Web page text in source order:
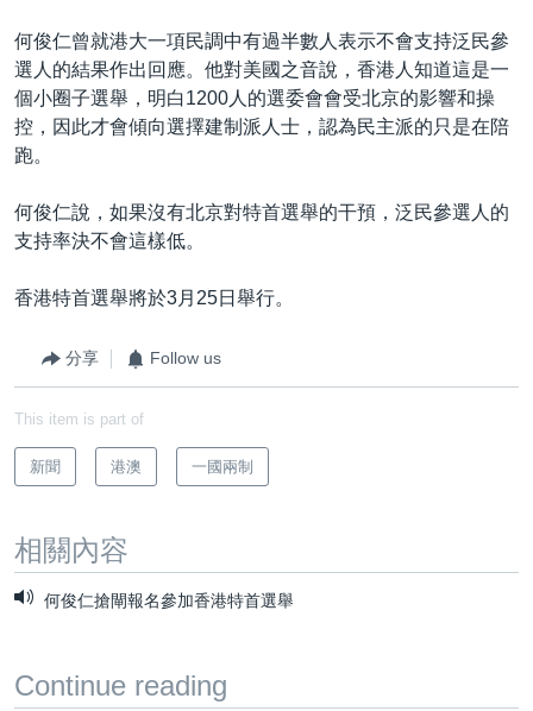
何俊仁曾就港大一項民調中有過半數人表示不會支持泛民參
選人的結果作出回應。他對美國之音說，香港人知道這是一
個小圈子選舉，明白1200人的選委會會受北京的影響和操
控，因此才會傾向選擇建制派人士，認為民主派的只是在陪
跑。
何俊仁說，如果沒有北京對特首選舉的干預，泛民參選人的
支持率決不會這樣低。
香港特首選舉將於3月25日舉行。
分享 Follow us
This item is part of
新聞 港澳 一國兩制
相關內容
何俊仁搶閘報名參加香港特首選舉
Continue reading